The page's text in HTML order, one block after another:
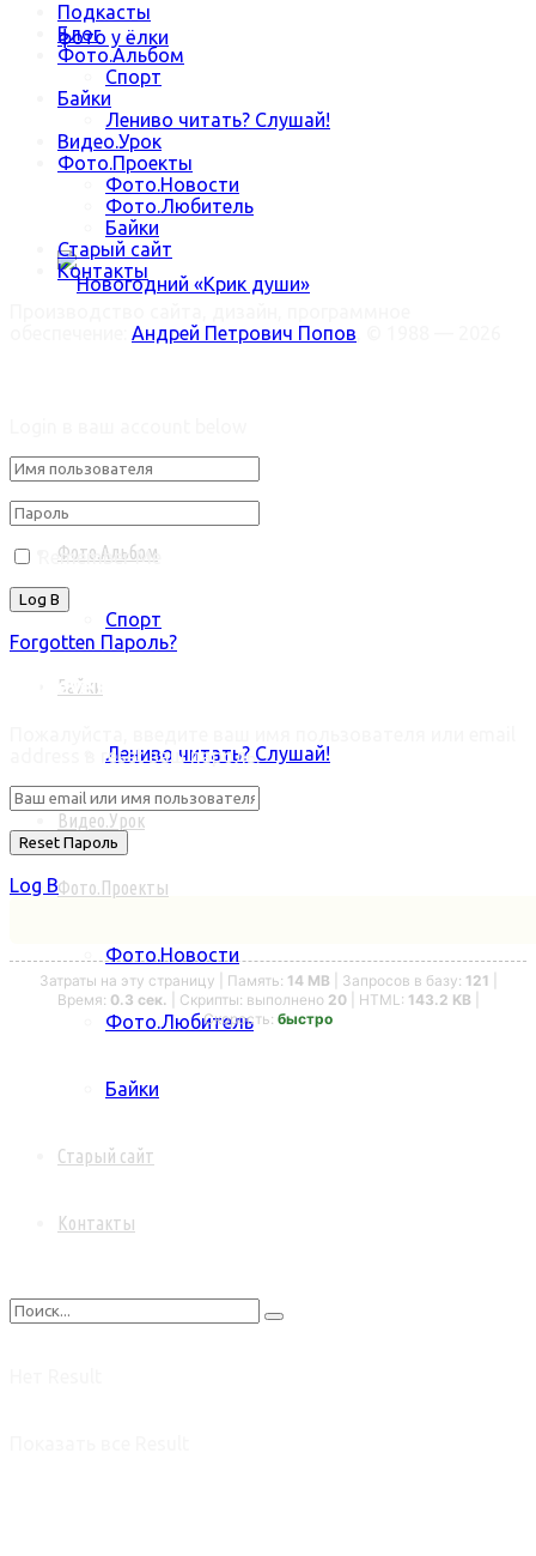
«Мы команда», тосты за итоги года и общее
фото у ёлки
Trending Метки
Фото.Альбом
Спорт
Байки
Лениво читать? Слушай!
Видео.Урок
Фото.Проекты
Фото.Новости
Фото.Любитель
Байки
Старый сайт
Контакты
Подкасты
Блог
Фото.Альбом
Спорт
Байки
Лениво читать? Слушай!
Видео.Урок
Фото.Проекты
Фото.Новости
Фото.Любитель
Байки
Старый сайт
Контакты
Андрей Петрович Попов
Remember Me
Forgotten Пароль?
Retrieve ваш пароль
address в reset ваш пароль.
Log В
Затраты на эту страницу | Память: 14 MB | Запросов в базу: 121
Время: 0.3 сек. | Скрипты: выполнено 20| HTML: 143.2 KB
Скорость: быстро